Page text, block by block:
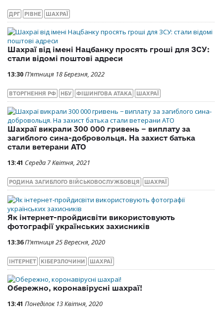
ДРГ РІВНЕ ШАХРАЇ
Шахраї від імені Нацбанку просять гроші для ЗСУ:
стали відомі поштові адреси
13:30П’ятниця 18 Березня, 2022
ВТОРГНЕННЯ РФ НБУ ФІШИНГОВА АТАКА ШАХРАЇ
Шахраї викрали 300 000 гривень − виплату за
загиблого сина-добровольця. На захист батька
стали ветерани АТО
13:41 Середа 7 Квітня, 2021
РОДИНА ЗАГИБЛОГО ВІЙСЬКОВОСЛУЖБОВЦЯ ШАХРАЇ
Як інтернет-пройдисвіти використовують
фотографії українських захисників
13:36П’ятниця 25 Вересня, 2020
ІНТЕРНЕТ КІБЕРЗЛОЧИНИ ШАХРАЇ
Обережно, коронавірусні шахраї!
13:41 Понеділок 13 Квітня, 2020